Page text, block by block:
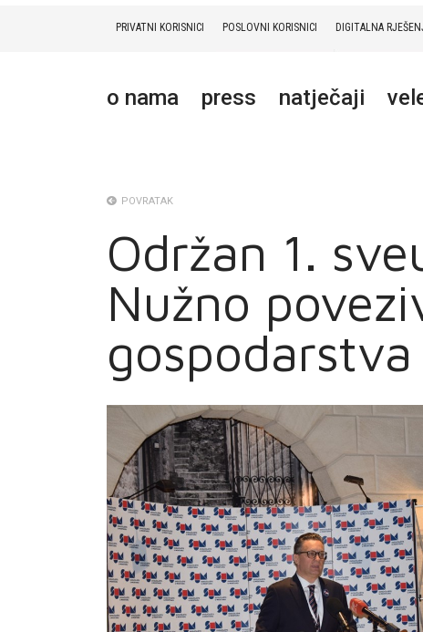
PRIVATNI KORISNICI POSLOVNI KORISNICI DIGITALNA
o nama press natječaji
TELEFONSKI IMENIK
POVRATAK
Održan 1.
Nužno
gospodarstva